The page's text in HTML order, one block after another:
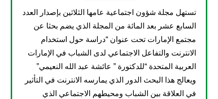
تستهل مجلة شؤون اجتماعية عامها الثلاثين بإصدار العدد
السابع عشر بعد المائة من المجلة الذي يضم بحثا عن
مجتمع الإمارات تحت عنوان “دراسة حول استخدام
الانترنت والتفاعل الاجتماعي لدى الشباب في الإمارات
العربية المتحدة “للدكتورة ” عائشة عبد الله النعيمي”
ويعالج هذا البحث الدور الذي يمارسه الانترنت في التأثير
في العلاقة بين الشباب ومحيطهم الاجتماعي الذي